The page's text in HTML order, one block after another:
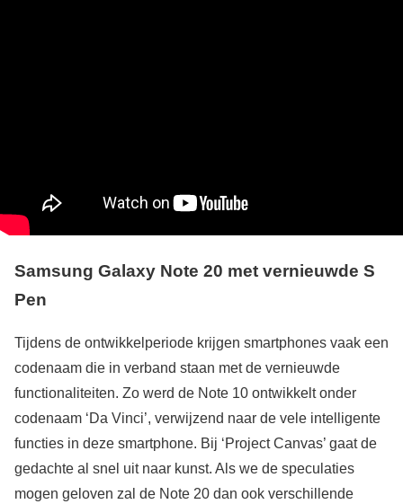
Samsung Galaxy Note 20 met vernieuwde S
Pen
Tijdens de ontwikkelperiode krijgen smartphones vaak een
codenaam die in verband staan met de vernieuwde
functionaliteiten. Zo werd de Note 10 ontwikkelt onder
codenaam ‘Da Vinci’, verwijzend naar de vele intelligente
functies in deze smartphone. Bij ‘Project Canvas’ gaat de
gedachte al snel uit naar kunst. Als we de speculaties
mogen geloven zal de Note 20 dan ook verschillende